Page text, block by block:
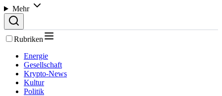
Mehr
Rubriken
Energie
Gesellschaft
Krypto-News
Kultur
Politik